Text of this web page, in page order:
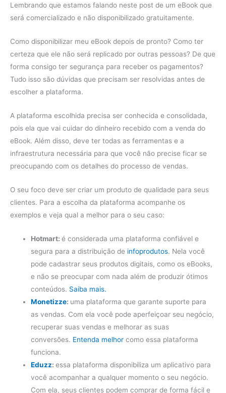
Lembrando que estamos falando neste post de um eBook que
será comercializado e não disponibilizado gratuitamente.
Como disponibilizar meu eBook depois de pronto? Como ter
certeza que ele não será replicado por outras pessoas? De que
forma consigo ter segurança para receber os pagamentos?
Tudo isso são dúvidas que precisam ser resolvidas antes de
escolher a plataforma.
A plataforma escolhida precisa ser conhecida e consolidada,
pois ela que vai cuidar do dinheiro recebido com a venda do
eBook. Além disso, deve ter todas as ferramentas e a
infraestrutura necessária para que você não precise ficar se
preocupando com os detalhes do processo de vendas.
O seu foco deve ser criar um produto de qualidade para seus
clientes. Para a escolha da plataforma acompanhe os
exemplos e veja qual a melhor para o seu caso:
Hotmart:é considerada uma plataforma confiável e
segura para a distribuição de infoprodutos. Nela você
pode cadastrar seus produtos digitais, como os eBooks,
e não se preocupar com nada além de produzir ótimos
conteúdos. Saiba mais.
Monetizze: uma plataforma que garante suporte para
as vendas. Com ela você pode aperfeiçoar seu negócio,
recuperar suas vendas e melhorar as suas
conversões. Entenda melhor como essa plataforma
funciona.
Eduzz:essa plataforma disponibiliza um aplicativo para
você acompanhar a qualquer momento o seu negócio.
Com ela, seus clientes podem comprar de forma fácil e